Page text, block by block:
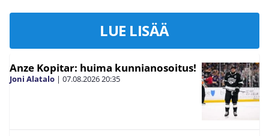
LUE LISÄÄ
Anze Kopitar: huima kunnianosoitus!
Joni Alatalo | 07.08.202620:35